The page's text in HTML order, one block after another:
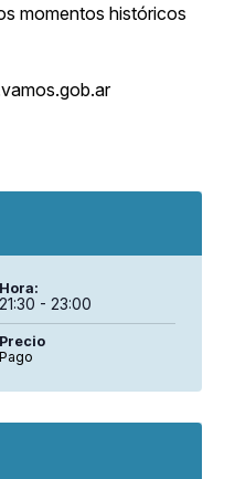
momentos históricos
Hora:
21:30 - 23:00
Precio
Pago